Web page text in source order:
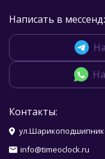
Написать в
Контакты:
info@timeoclock.ru